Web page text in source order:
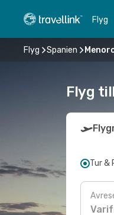
Flyg
Flyg Spanien
Flyg
Tur &